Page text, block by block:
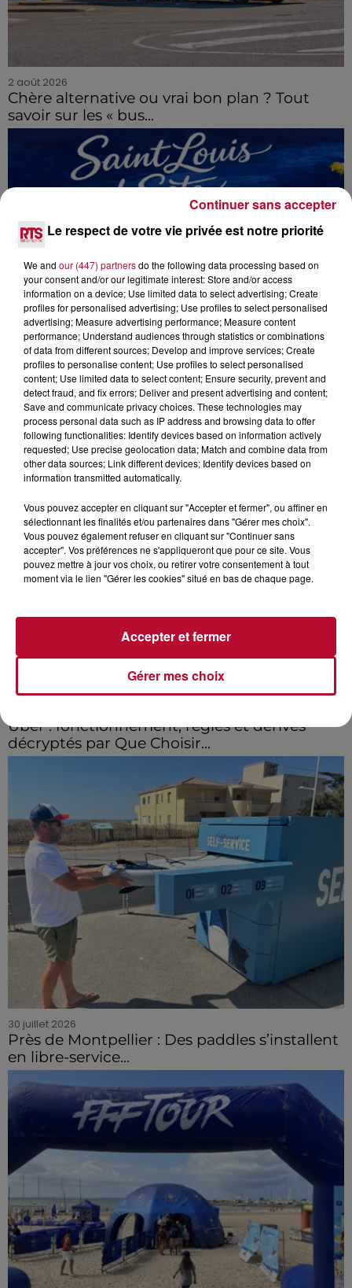
2 août 2026
Chère alternative ou vrai bon plan ? Tout
savoir sur les « bus...
31 juillet 2026
Sète : les temps forts de la 282e fête de la
Saint-Louis
Uber : fonctionnement, règles et dérives
décryptés par Que Choisir...
30 juillet 2026
Près de Montpellier : Des paddles s’installent
en libre-service...
Le respect de votre vie privée est notre priorité
We and our (447) partnersdo the following data processing based on
your consent and/or our legitimate interest: Store and/or access
information on a device; Use limited data to select advertising; Create
profiles for personalised advertising; Use profiles to select personalised
advertising; Measure advertising performance; Measure content
performance; Understand audiences through statistics or combinations
of data from different sources; Develop and improve services; Create
profiles to personalise content; Use profiles to select personalised
content; Use limited data to select content; Ensure security, prevent and
detect fraud, and fix errors; Deliver and present advertising and content;
Save and communicate privacy choices. These technologies may
process personal data such as IP address and browsing data to offer
following functionalities: Identify devices based on information actively
requested; Use precise geolocation data; Match and combine data from
other data sources; Link different devices; Identify devices based on
information transmitted automatically.
Vous pouvez accepter en cliquant sur "Accepter et fermer", ou affiner en
sélectionnant les finalités et/ou partenaires dans "Gérer mes choix".
Vous pouvez également refuser en cliquant sur "Continuer sans
accepter". Vos préférences ne s'appliqueront que pour ce site. Vous
pouvez mettre à jour vos choix, ou retirer votre consentement à tout
moment via le lien "Gérer les cookies" situé en bas de chaque page.
Gérer mes choix
Accepter et fermer
Continuer sans accepter